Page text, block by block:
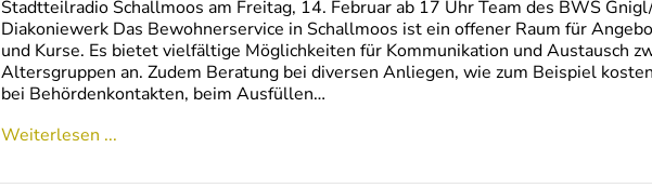
Stadtteilradio Schallmoos am Freitag, 14. Februar ab 17 Uhr Team des BWS
Diakoniewerk Das Bewohnerservice in Schallmoos ist ein offener Raum für
und Kurse. Es bietet vielfältige Möglichkeiten für Kommunikation und Austausch
Altersgruppen an. Zudem Beratung bei diversen Anliegen, wie zum Beispiel
bei Behördenkontakten, beim Ausfüllen…
Weiterlesen ...